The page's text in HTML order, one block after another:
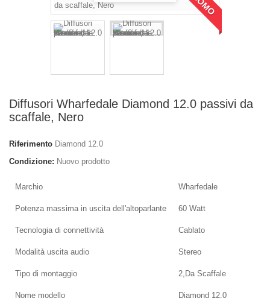
Diffusori Wharfedale Diamond 12.0 passivi da
scaffale, Nero
Riferimento Diamond 12.0
Condizione: Nuovo prodotto
Marchio Wharfedale
Potenza massima in uscita dell'altoparlante 60 Watt
Tecnologia di connettività Cablato
Modalità uscita audio Stereo
Tipo di montaggio 2,Da Scaffale
Nome modello Diamond 12.0